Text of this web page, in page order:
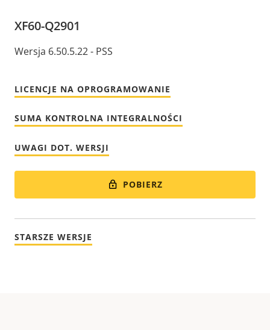
XF60-Q2901
Wersja 6.50.5.22 - PSS
LICENCJE NA OPROGRAMOWANIE
SUMA KONTROLNA INTEGRALNOŚCI
UWAGI DOT. WERSJI
POBIERZ
STARSZE WERSJE